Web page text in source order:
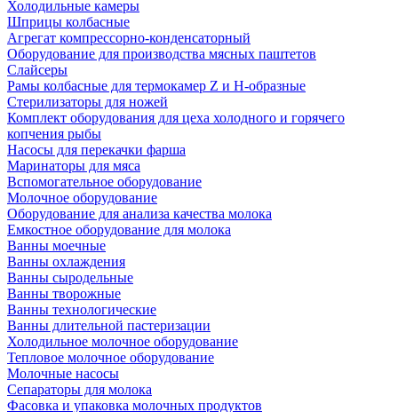
Холодильные камеры
Шприцы колбасные
Агрегат компрессорно-конденсаторный
Оборудование для производства мясных паштетов
Слайсеры
Рамы колбасные для термокамер Z и H-образные
Стерилизаторы для ножей
Комплект оборудования для цеха холодного и горячего
копчения рыбы
Насосы для перекачки фарша
Маринаторы для мяса
Вспомогательное оборудование
Молочное оборудование
Оборудование для анализа качества молока
Емкостное оборудование для молока
Ванны моечные
Ванны охлаждения
Ванны сыродельные
Ванны творожные
Ванны технологические
Ванны длительной пастеризации
Холодильное молочное оборудование
Тепловое молочное оборудование
Молочные насосы
Сепараторы для молока
Фасовка и упаковка молочных продуктов